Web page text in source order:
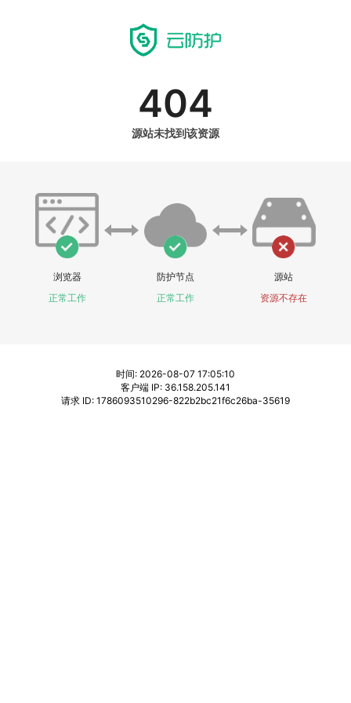
404
源站未找到该资源
浏览器
正常工作
防护节点
正常工作
源站
资源不存在
时间: 2026-08-07 17:05:10
客户端 IP: 36.158.205.141
请求 ID: 1786093510296-822b2bc21f6c26ba-35619